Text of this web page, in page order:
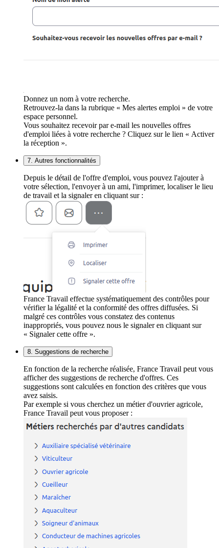
Donnez un nom à votre recherche.
Retrouvez-la dans la rubrique « Mes alertes emploi » de votre
espace personnel.
Vous souhaitez recevoir par e-mail les nouvelles offres
d'emploi liées à votre recherche ? Cliquez sur le lien « Activer
la réception ».
7. Autres fonctionnalités
Depuis le détail de l'offre d'emploi, vous pouvez l'ajouter à
votre sélection, l'envoyer à un ami, l'imprimer, localiser le lieu
de travail et la signaler en cliquant sur :
France Travail effectue systématiquement des contrôles pour
vérifier la légalité et la conformité des offres diffusées. Si
malgré ces contrôles vous constatez des contenus
inappropriés, vous pouvez nous le signaler en cliquant sur
« Signaler cette offre ».
8. Suggestions de recherche
En fonction de la recherche réalisée, France Travail peut vous
afficher des suggestions de recherche d'offres. Ces
suggestions sont calculées en fonction des critères que vous
avez saisis.
Par exemple si vous cherchez un métier d'ouvrier agricole,
France Travail peut vous proposer :